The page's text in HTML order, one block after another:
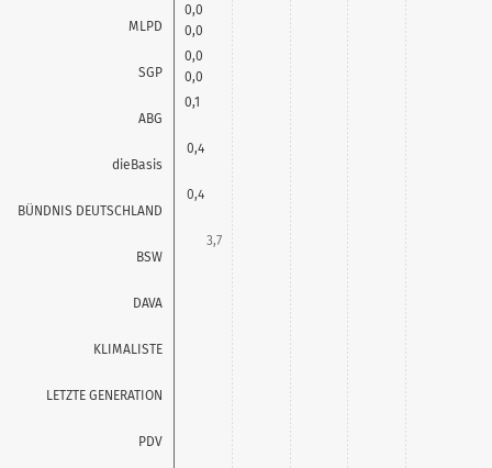
MLPD
SGP
ABG
dieBasis
BÜNDNIS DEUTSCHLAND
BSW
DAVA
KLIMALISTE
LETZTE GENERATION
PDV
0,0
0,0
0,0
0,0
0,1
0,4
0,4
3,7